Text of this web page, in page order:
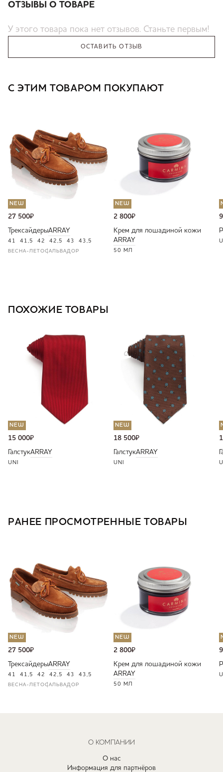
ОТЗЫВЫ О ТОВАРЕ
У этого товара пока нет отзывов. Станьте первым!
ОСТАВИТЬ ОТЗЫВ
С ЭТИМ ТОВАРОМ ПОКУПАЮТ
NEW
27 500₽
ТрексайдерыARRAY
41 41,5 42 42,5 43 43,5
ВЕСНА-ЛЕТОСАЛЬВАДОР
NEW
2 800₽
Крем для лошадиной кожи
ARRAY
50 МЛ
ПОХОЖИЕ ТОВАРЫ
NEW
15 000₽
ГалстукARRAY
UNI
NEW
18 500₽
ГалстукARRAY
UNI
РАНЕЕ ПРОСМОТРЕННЫЕ ТОВАРЫ
NEW
27 500₽
ТрексайдерыARRAY
41 41,5 42 42,5 43 43,5
ВЕСНА-ЛЕТОСАЛЬВАДОР
NEW
2 800₽
Крем для лошадиной кожи
ARRAY
50 МЛ
О КОМПАНИИ
О нас
Информация для партнёров